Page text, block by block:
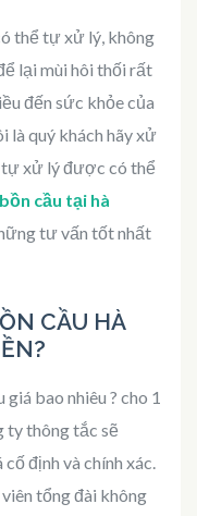
thể tự xử lý, không
lại mùi hôi thối rất
đến sức khỏe của
là quý khách hãy xử
tự xử lý được có thể
cầu tại hà
tư vấn tốt nhất
CẦU HÀ
bao nhiêu ? cho 1
ty thông tắc sẽ
định và chính xác.
tổng đài không